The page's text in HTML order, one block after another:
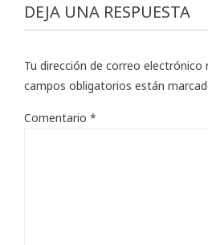
DEJA UNA RESPUESTA
Tu dirección de correo electrónico
campos obligatorios están
Comentario *